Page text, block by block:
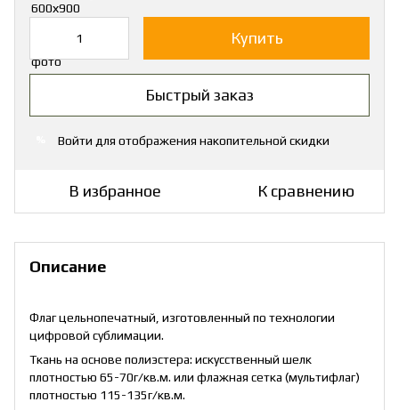
Купить
Быстрый заказ
Войти для отображения накопительной скидки
В избранное К сравнению
Описание
Флаг цельнопечатный, изготовленный по технологии
цифровой сублимации.
Ткань на основе полиэстера: искусственный шелк
плотностью 65-70г/кв.м. или флажная сетка (мультифлаг)
плотностью 115-135г/кв.м.